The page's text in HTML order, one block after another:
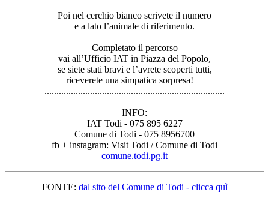
Poi nel cerchio bianco scrivete il numero
e a lato l’animale di riferimento.
Completato il percorso
vai all’Ufficio IAT in Piazza del Popolo,
se siete stati bravi e l’avrete scoperti tutti,
riceverete una simpatica sorpresa!
...........................................................................
INFO:
IAT Todi - 075 895 6227
Comune di Todi - 075 8956700
fb + instagram: Visit Todi / Comune di Todi
comune.todi.pg.it
FONTE: dal sito del Comune di Todi - clicca quì